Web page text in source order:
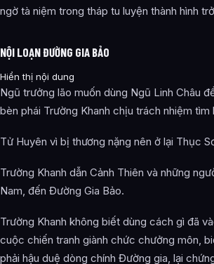
ngờ tà niệm trong tháp tu luyện thành hình
NỘI LOẠN ĐƯỜNG GIA BẢO
Hiển thị nội dung
Ngũ trưởng lão muốn dùng Ngũ Linh Châu
bèn phái Trường Khanh chịu trách nhiệm tìm
Tử Huyên vì bị thương nặng nên ở lại Thục
Trường Khanh dẫn Cảnh Thiên và những
Nam, đến Đường Gia Bảo.
Trường Khanh không biết dùng cách gì đã
cuộc chiến tranh giành chức chưởng môn,
phải hậu duệ dòng chính Đường gia, lại